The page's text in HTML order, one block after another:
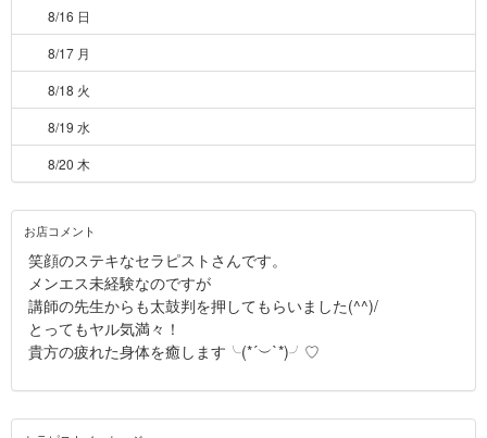
8/16 日
8/17 月
8/18 火
8/19 水
8/20 木
お店コメント
笑顔のステキなセラピストさんです。
メンエス未経験なのですが
講師の先生からも太鼓判を押してもらいました(^^)/
とってもヤル気満々！
貴方の疲れた身体を癒します╰(*´︶`*)╯♡